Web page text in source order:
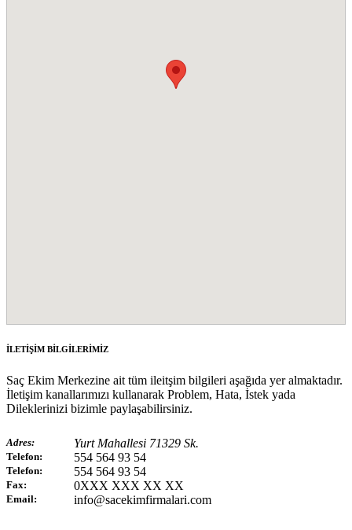
İLETİŞİM BİLGİLERİMİZ
Saç Ekim Merkezine ait tüm ileitşim bilgileri aşağıda yer almaktadır.
İletişim kanallarımızı kullanarak Problem, Hata, İstek yada
Dileklerinizi bizimle paylaşabilirsiniz.
Adres: Yurt Mahallesi 71329 Sk.
Telefon: 554 564 93 54
Telefon: 554 564 93 54
Fax: 0XXX XXX XX XX
Email: info@sacekimfirmalari.com